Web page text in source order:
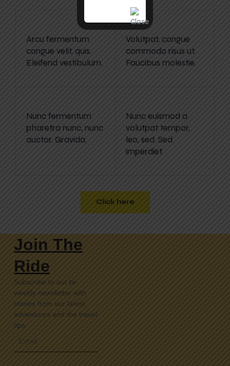
Arcu fermentum
congue velit, quis.
Eleifend vestibulum.
Volutpat, congue
commodo risus ut.
Faucibus molestie.
Nunc fermentum
pharetra nunc, nunc
auctor. Gravida.
Nunc euismod a
volutpat tempor,
leo, sed. Sed
imperdiet.
Click here
Join The
Ride
Subscribe to our bi-
weekly newsletter with
stories from our latest
adventures and the travel
tips